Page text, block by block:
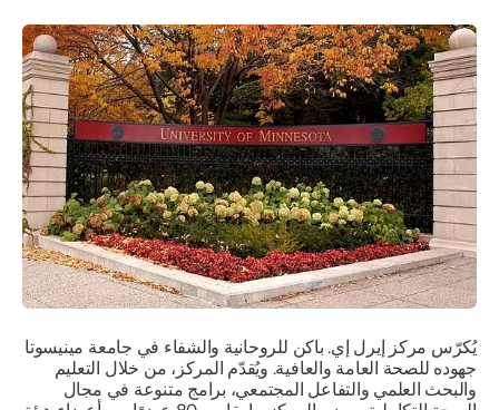
يُكرّس مركز إيرل إي. باكن للروحانية والشفاء في جامعة مينيسوتا
جهوده للصحة العامة والعافية. ويُقدّم المركز، من خلال التعليم
والبحث العلمي والتفاعل المجتمعي، برامج متنوعة في مجال